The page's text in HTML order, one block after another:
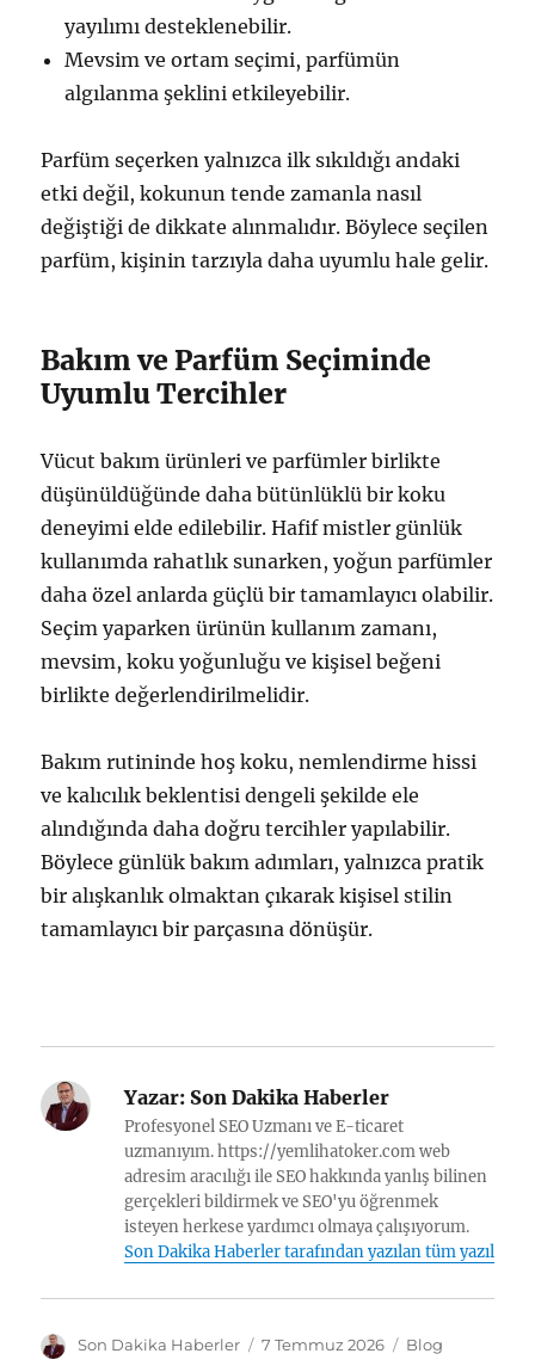
yayılımı desteklenebilir.
Mevsim ve ortam seçimi, parfümün
algılanma şeklini etkileyebilir.
Parfüm seçerken yalnızca ilk sıkıldığı andaki
etki değil, kokunun tende zamanla nasıl
değiştiği de dikkate alınmalıdır. Böylece seçilen
parfüm, kişinin tarzıyla daha uyumlu hale gelir.
Bakım ve Parfüm Seçiminde
Uyumlu Tercihler
Vücut bakım ürünleri ve parfümler birlikte
düşünüldüğünde daha bütünlüklü bir koku
deneyimi elde edilebilir. Hafif mistler günlük
kullanımda rahatlık sunarken, yoğun parfümler
daha özel anlarda güçlü bir tamamlayıcı olabilir.
Seçim yaparken ürünün kullanım zamanı,
mevsim, koku yoğunluğu ve kişisel beğeni
birlikte değerlendirilmelidir.
Bakım rutininde hoş koku, nemlendirme hissi
ve kalıcılık beklentisi dengeli şekilde ele
alındığında daha doğru tercihler yapılabilir.
Böylece günlük bakım adımları, yalnızca pratik
bir alışkanlık olmaktan çıkarak kişisel stilin
tamamlayıcı bir parçasına dönüşür.
Yazar: Son Dakika Haberler
Profesyonel SEO Uzmanı ve E-ticaret
uzmanıyım. https://yemlihatoker.com web
adresim aracılığı ile SEO hakkında yanlış bilinen
gerçekleri bildirmek ve SEO'yu öğrenmek
isteyen herkese yardımcı olmaya çalışıyorum.
Son Dakika Haberler tarafından yazılan tüm yazılar
YSon Dakika Haberler
Y
7 Temmuz 2026
K
Blog